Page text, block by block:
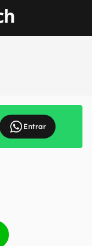
Entrar